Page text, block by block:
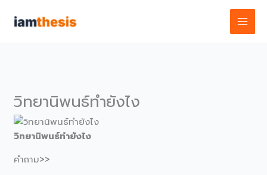
วิทยานิพนธ์ทํายังไง
วิทยานิพนธ์ทํายังไง
คำถาม>>